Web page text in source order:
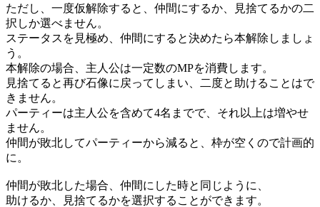
ただし、一度仮解除すると、仲間にするか、見捨てるかの二
択しか選べません。
ステータスを見極め、仲間にすると決めたら本解除しましょ
う。
本解除の場合、主人公は一定数のMPを消費します。
見捨てると再び石像に戻ってしまい、二度と助けることはで
きません。
パーティーは主人公を含めて4名までで、それ以上は増やせ
ません。
仲間が敗北してパーティーから減ると、枠が空くので計画的
に。
仲間が敗北した場合、仲間にした時と同じように、
助けるか、見捨てるかを選択することができます。